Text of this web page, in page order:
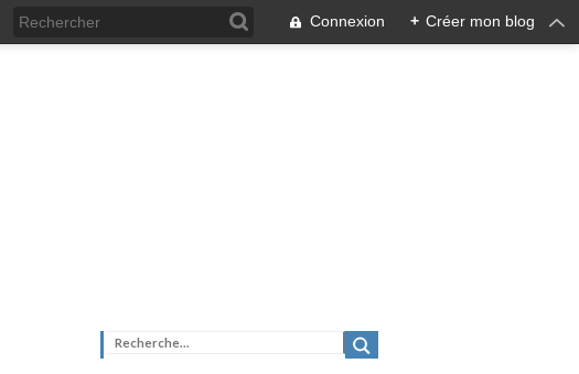
Connexion + Créer mon blog